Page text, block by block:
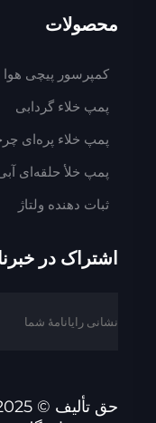
محصولات
کمپرسور پیچی هوا
پمپ خلاء گردابی
پمپ خلاء پره‌ای
پمپ خلأ حلقه‌ای
ثبات دهنده ولتاژ
اشتراک در